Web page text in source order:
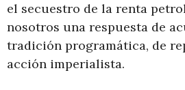
el secuestro de la renta
nosotros una respuesta de
tradición programática, de
acción imperialista.